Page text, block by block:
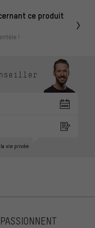
ce produit
!
vie privée